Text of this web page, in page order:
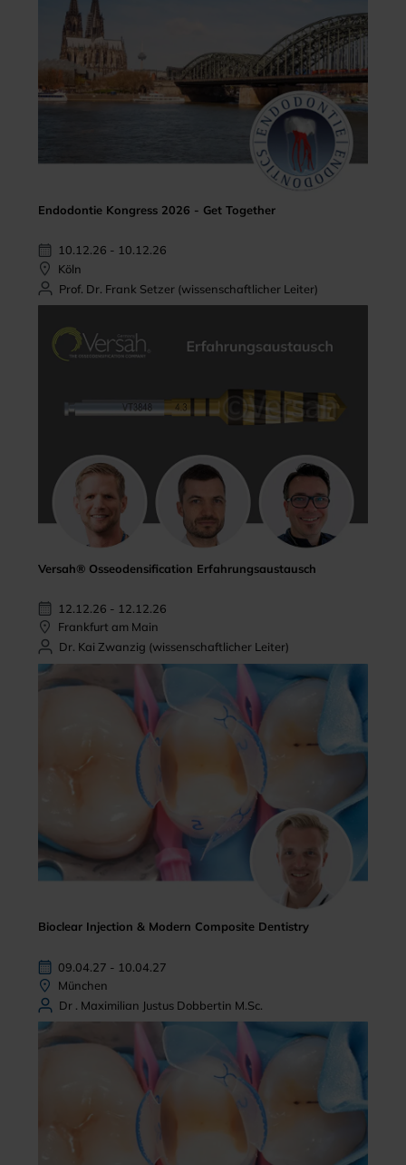
Endodontie Kongress 2026 - Get Together
10.12.26 - 10.12.26
Köln
Prof. Dr. Frank Setzer (wissenschaftlicher Leiter)
Versah® Osseodensification Erfahrungsaustausch
12.12.26 - 12.12.26
Frankfurt am Main
Dr. Kai Zwanzig (wissenschaftlicher Leiter)
Bioclear Injection & Modern Composite Dentistry
09.04.27 - 10.04.27
München
Dr . Maximilian Justus Dobbertin M.Sc.